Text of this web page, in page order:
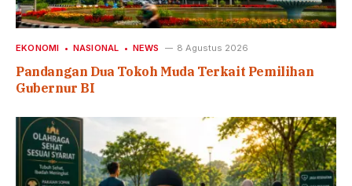
EKONOMI NASIONAL NEWS 8 Agustus 2026
Pandangan Dua Tokoh Muda Terkait Pemilihan
Gubernur BI